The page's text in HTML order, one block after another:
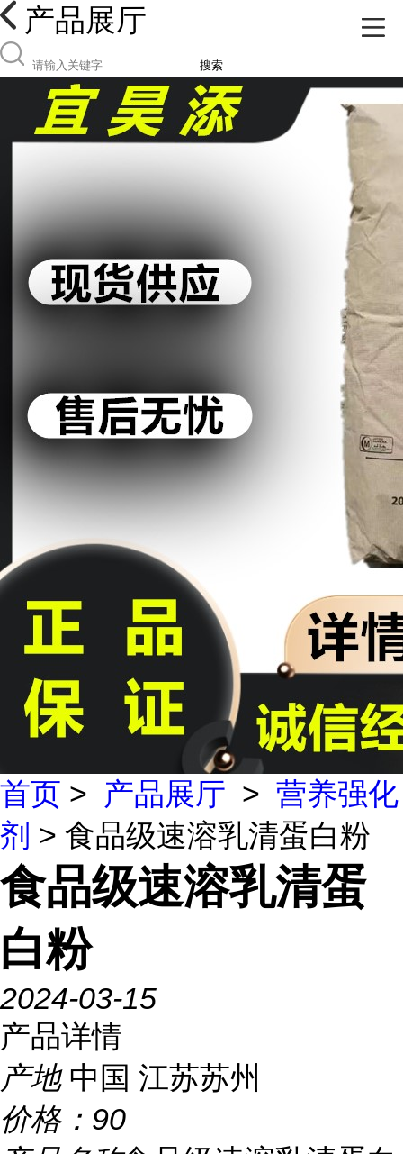
产品展厅
搜索
首页 > 产品展厅 > 营养强化
剂 > 食品级速溶乳清蛋白粉
食品级速溶乳清蛋
白粉
2024-03-15
产品详情
产地 中国 江苏苏州
价格： 90